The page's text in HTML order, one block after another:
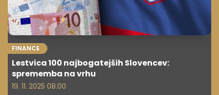
FINANCE
Lestvica 100 najbogatejših Slovencev:
sprememba na vrhu
19. 11. 2025 08.00